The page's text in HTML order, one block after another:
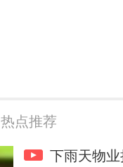
热点推荐
下雨天物